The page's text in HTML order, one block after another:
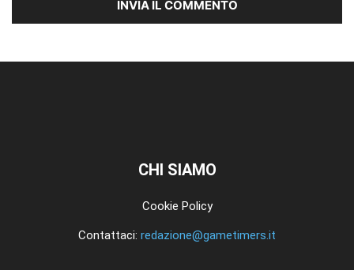
CHI SIAMO
Cookie Policy
Contattaci: redazione@gametimers.it